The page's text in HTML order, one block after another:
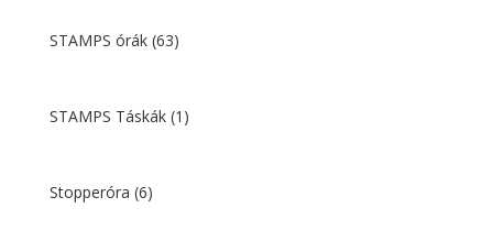
STAMPS órák (63)
STAMPS Táskák (1)
Stopperóra (6)